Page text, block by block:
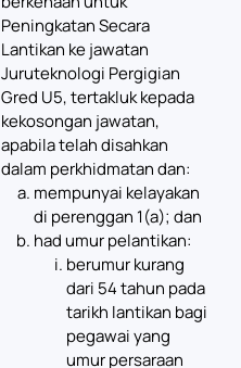
Peningkatan Secara
Lantikan ke jawatan
Juruteknologi Pergigian
Gred U5, tertakluk kepada
kekosongan jawatan,
apabila telah disahkan
dalam perkhidmatan dan:
mempunyai kelayakan
di perenggan 1(a); dan
had umur pelantikan:
berumur kurang
dari 54 tahun pada
tarikh lantikan bagi
pegawai yang
umur persaraan